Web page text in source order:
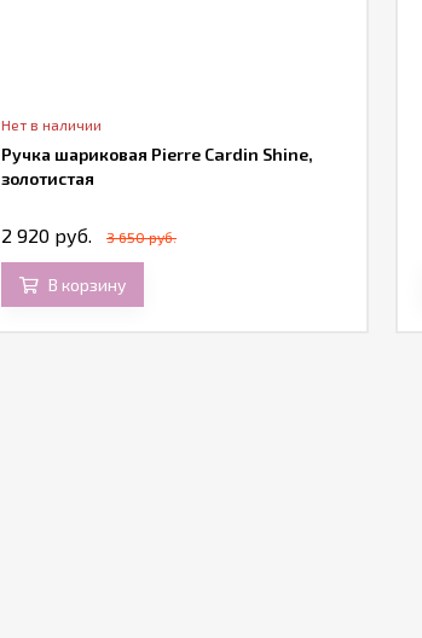
Нет в наличии
Ручка шариковая Pierre Cardin Shine,
золотистая
2 920 руб. 3 650 руб.
В корзину